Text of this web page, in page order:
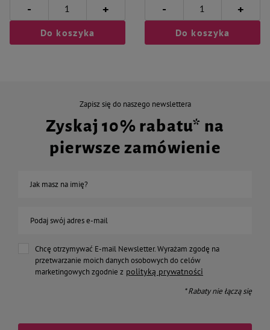
- +
Do koszyka
- +
Do koszyka
Zapisz się do naszego newslettera
Zyskaj 10% rabatu* na
pierwsze zamówienie
Jak masz na imię?
Podaj swój adres e-mail
Chcę otrzymywać E-mail Newsletter. Wyrażam zgodę na
przetwarzanie moich danych osobowych do celów
marketingowych zgodnie z polityką prywatności
* Rabaty nie łączą się